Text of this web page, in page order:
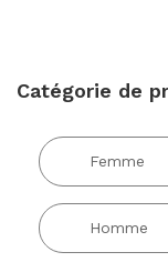
Catégorie de
Femme
Homme